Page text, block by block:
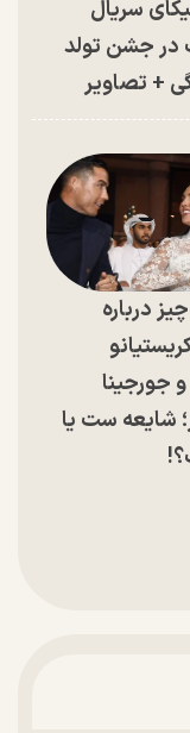
سریال
در جشن تولد
درباره
و جورجینا
شایعه ست یا